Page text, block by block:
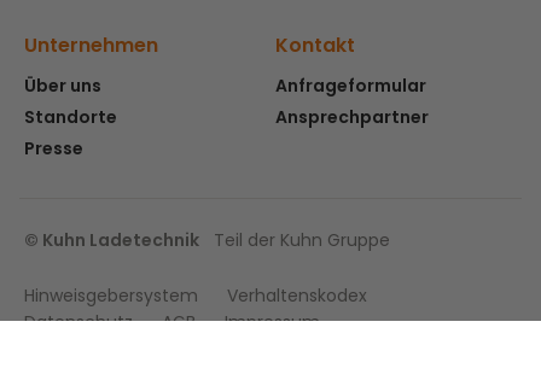
Unternehmen
Über uns
Standorte
Presse
Kontakt
Anfrageformular
Ansprechpartner
© Kuhn Ladetechnik Teil der Kuhn Gruppe
Hinweisgebersystem
Verhaltenskodex
Datenschutz
AGB Impressum